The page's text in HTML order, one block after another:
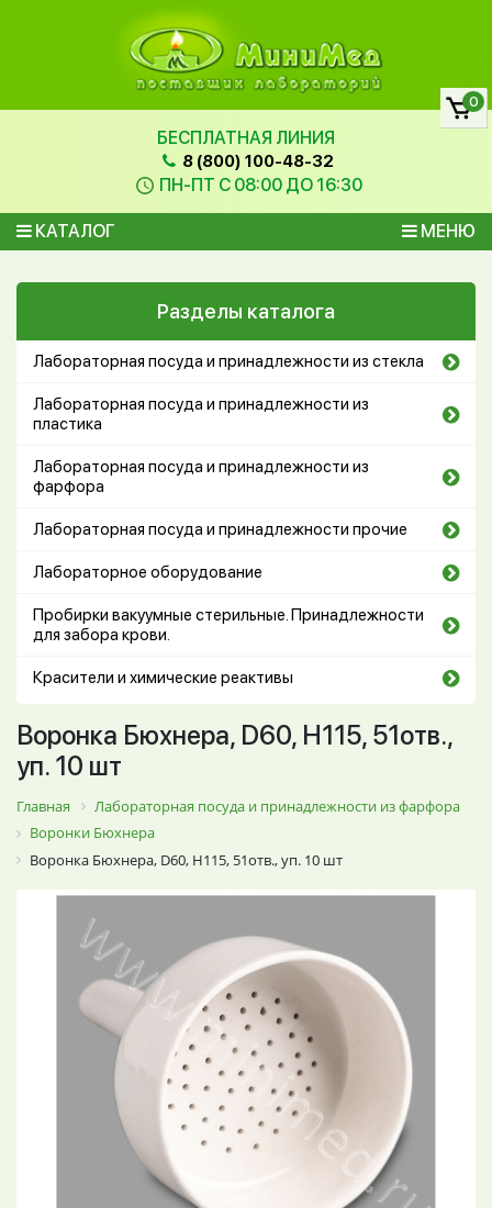
БЕСПЛАТНАЯ ЛИНИЯ
8 (800) 100-48-32
ПН-ПТ С 08:00 ДО 16:30
КАТАЛОГ МЕНЮ
0
Разделы каталога
Лабораторная посуда и принадлежности из стекла
Лабораторная посуда и принадлежности из
пластика
Лабораторная посуда и принадлежности из
фарфора
Лабораторная посуда и принадлежности прочие
Лабораторное оборудование
Пробирки вакуумные стерильные. Принадлежности
для забора крови.
Красители и химические реактивы
Воронка Бюхнера, D60, Н115, 51отв.,
уп. 10 шт
Главная
Лабораторная посуда и принадлежности из фарфора
Воронки Бюхнера
Воронка Бюхнера, D60, Н115, 51отв., уп. 10 шт